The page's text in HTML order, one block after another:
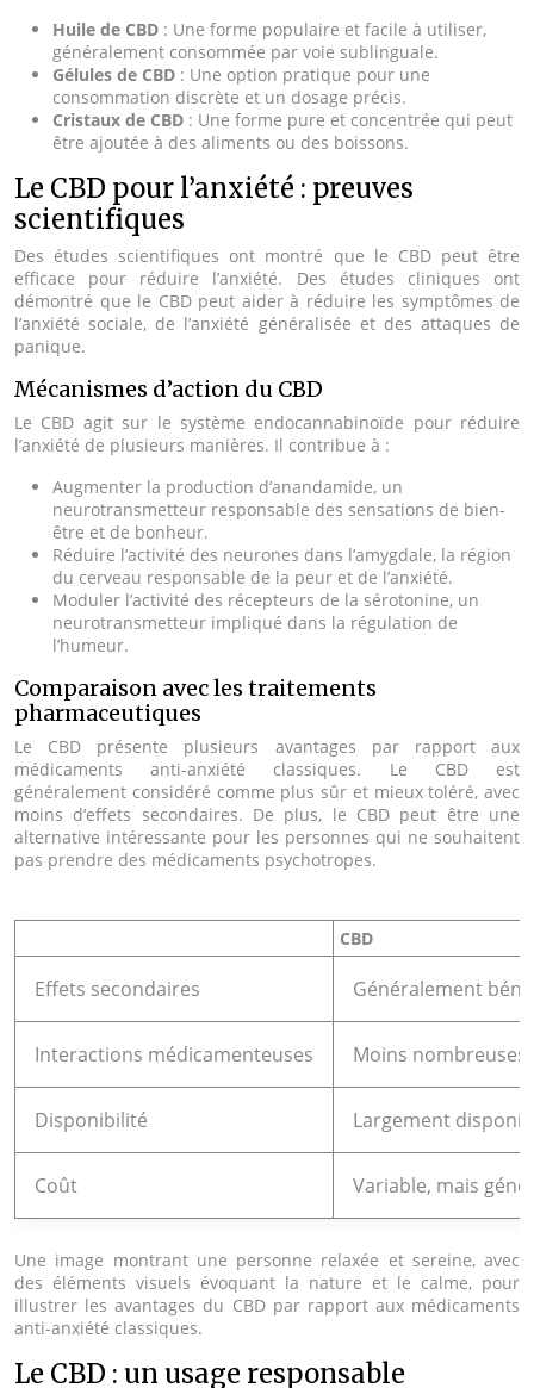
Huile de CBD : Une forme populaire et facile à utiliser,
généralement consommée par voie sublinguale.
Gélules de CBD : Une option pratique pour une
consommation discrète et un dosage précis.
Cristaux de CBD : Une forme pure et concentrée qui peut
être ajoutée à des aliments ou des boissons.
Le CBD pour l’anxiété : preuves
scientifiques
Des études scientifiques ont montré que le CBD peut être
efficace pour réduire l’anxiété. Des études cliniques ont
démontré que le CBD peut aider à réduire les symptômes de
l’anxiété sociale, de l’anxiété généralisée et des attaques de
panique.
Mécanismes d’action du CBD
Le CBD agit sur le système endocannabinoïde pour réduire
l’anxiété de plusieurs manières. Il contribue à :
Augmenter la production d’anandamide, un
neurotransmetteur responsable des sensations de bien-
être et de bonheur.
Réduire l’activité des neurones dans l’amygdale, la région
du cerveau responsable de la peur et de l’anxiété.
Moduler l’activité des récepteurs de la sérotonine, un
neurotransmetteur impliqué dans la régulation de
l’humeur.
Comparaison avec les traitements
pharmaceutiques
Le CBD présente plusieurs avantages par rapport aux
médicaments anti-anxiété classiques. Le CBD est
généralement considéré comme plus sûr et mieux toléré, avec
moins d’effets secondaires. De plus, le CBD peut être une
alternative intéressante pour les personnes qui ne souhaitent
pas prendre des médicaments psychotropes.
CBD
Effets secondaires Généralement
Interactions médicamenteuses Moins nombreuses
Disponibilité Largement
Coût Variable, mais
Une image montrant une personne relaxée et sereine, avec
des éléments visuels évoquant la nature et le calme, pour
illustrer les avantages du CBD par rapport aux médicaments
anti-anxiété classiques.
Le CBD : un usage responsable